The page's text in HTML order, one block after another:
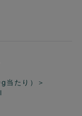
当たり）＞